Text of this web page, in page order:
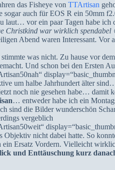
das Fisheye von TTArtisan
sogar auch für EOS R ein 50mm
laut… vor ein paar Tagen habe ich
Christkind war wirklich spendabel
Abend waren Interessant.
was nicht. Zu hause vor
Und schon bei den Ersten
um halbe Jahrhundert älter
noch nie gesehen habe… damit
… entweder habe ich ein
sind die Bilder wunderschön
vergeblich
Objektiv nicht dabei hatte. So
Ersatz Vordern. Vielleicht
und Enttäuschung kurz